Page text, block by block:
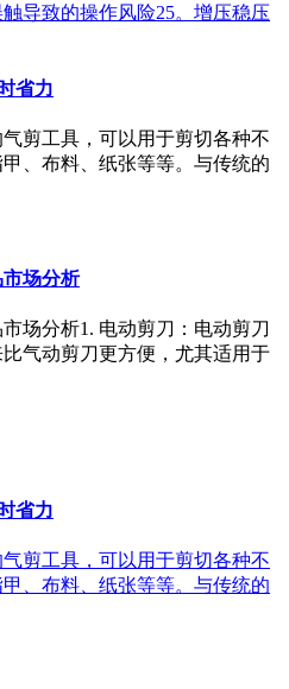
导致的操作风险25。增压稳压
省力
剪工具，可以用于剪切各种不
、布料、纸张等等。与传统的
场分析
场分析1. 电动剪刀：电动剪刀
气动剪刀更方便，尤其适用于
省力
剪工具，可以用于剪切各种不
、布料、纸张等等。与传统的